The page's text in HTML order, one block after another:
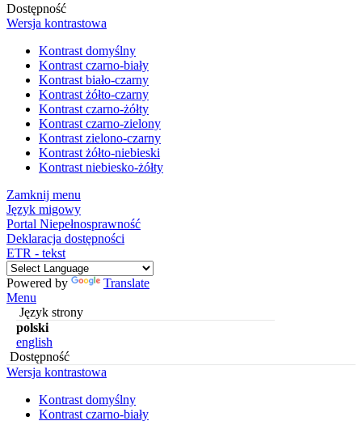
Dostępność
Wersja kontrastowa
Kontrast domyślny
Kontrast czarno-biały
Kontrast biało-czarny
Kontrast żółto-czarny
Kontrast czarno-żółty
Kontrast czarno-zielony
Kontrast zielono-czarny
Kontrast żółto-niebieski
Kontrast niebiesko-żółty
Zamknij menu
Język migowy
Portal Niepełnosprawność
Deklaracja dostępności
ETR - tekst
Powered by
Translate
Menu
Język strony
polski
english
Dostępność
Wersja kontrastowa
Kontrast domyślny
Kontrast czarno-biały